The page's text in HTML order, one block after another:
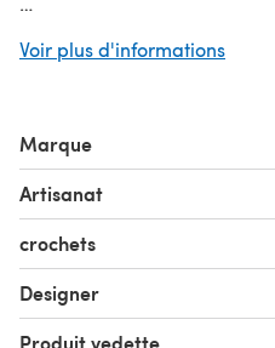
patternsat LoveCrafts.com.
Voir plus d'informations
Marque
Artisanat
crochets
Designer
Produit vedette